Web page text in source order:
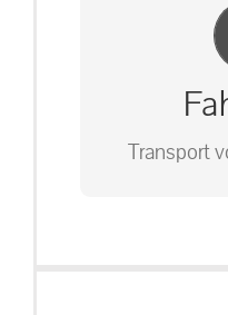
Bitte unter
auf:
Transport